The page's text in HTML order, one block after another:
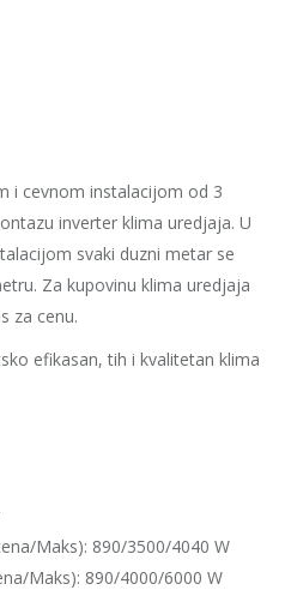
i cevnom instalacijom od 3
inverter klima uredjaja. U
svaki duzni metar se
Za kupovinu klima uredjaja
za cenu.
efikasan, tih i kvalitetan klima
Maks): 890/3500/4040 W
Maks): 890/4000/6000 W